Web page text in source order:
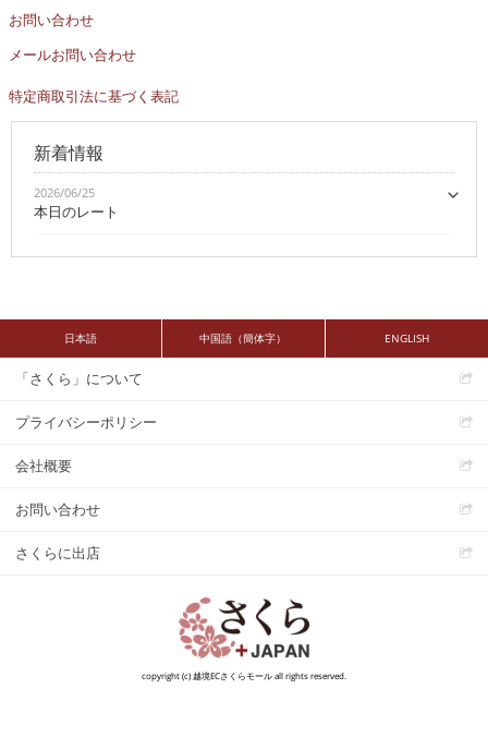
お問い合わせ
メールお問い合わせ
特定商取引法に基づく表記
新着情報
2026/06/25
本日のレート
日本語 中国語（簡体字） ENGLISH
「さくら」について
プライバシーポリシー
会社概要
お問い合わせ
さくらに出店
copyright (c) 越境ECさくらモール all rights reserved.